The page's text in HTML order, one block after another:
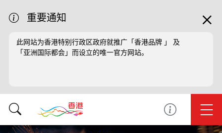
重要通知
此网站为香港特别行政区政府就推广「香港品牌 」 及
「亚洲国际都会」而设立的唯一官方网站。